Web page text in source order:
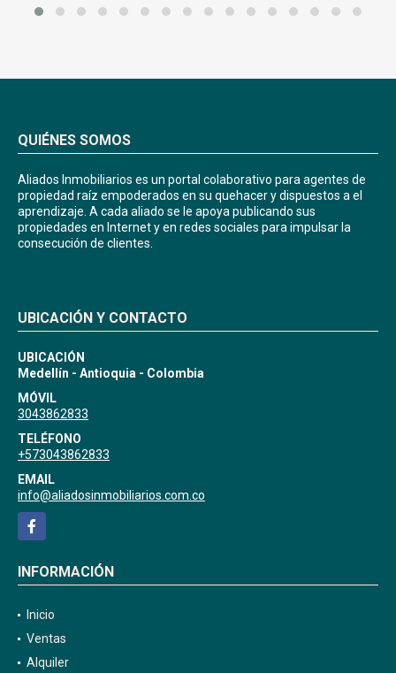
QUIÉNES SOMOS
Aliados Inmobiliarios es un portal colaborativo para agentes de
propiedad raíz empoderados en su quehacer y dispuestos a el
aprendizaje. A cada aliado se le apoya publicando sus
propiedades en Internet y en redes sociales para impulsar la
consecución de clientes.
UBICACIÓN Y CONTACTO
UBICACIÓN
Medellín - Antioquia - Colombia
MÓVIL
3043862833
TELÉFONO
+573043862833
EMAIL
info@aliadosinmobiliarios.com.co
Facebook
INFORMACIÓN
Inicio
Ventas
Alquiler